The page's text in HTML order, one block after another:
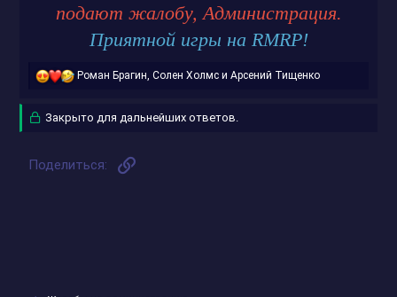
подают жалобу, Администрация.
Приятной игры на RMRP!
Р
к
и
Роман Брагин,Солен Холмс иАрсений Тищенко
Закрыто для дальнейших ответов.
Поделиться: